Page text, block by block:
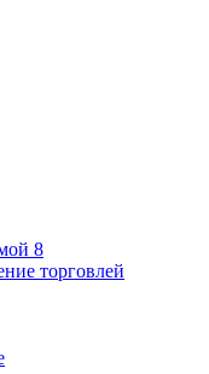
8
торговлей